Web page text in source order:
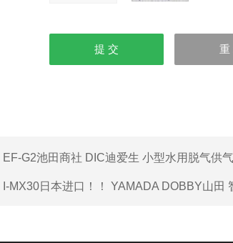
EF-G2池田商社 DIC迪爱生 小型水用脱气供
I-MX30日本进口！！ YAMADA DOBBY山田